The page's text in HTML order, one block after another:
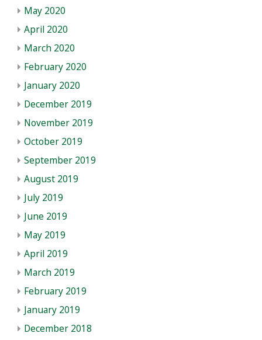
May 2020
April 2020
March 2020
February 2020
January 2020
December 2019
November 2019
October 2019
September 2019
August 2019
July 2019
June 2019
May 2019
April 2019
March 2019
February 2019
January 2019
December 2018